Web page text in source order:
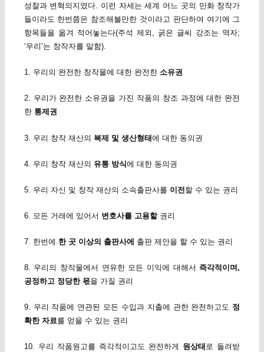
성찰과 변혁의지였다. 이런 자세는 세계 어느 곳의 만화 창작가
들이라도 한번쯤은 참조해볼만한 것이라고 판단하여 여기에 그
항목들을 옮겨 적어놓는다(주석 제외, 굵은 글씨 강조는 역자;
‘우리’는 창작자를 말함).
1. 우리의 완전한 창작물에 대한 완전한 소유권
2. 우리가 완전한 소유권을 가진 작품의 창조 과정에 대한 완전
한 통제권
3. 우리 창작 재산의 복제 및 생산형태에 대한 동의권
4. 우리 창작 재산의 유통 방식에 대한 동의권
5. 우리 자신 및 창작 재산의 소속출판사를 이전 할 수 있는 권리
6. 모든 거래에 있어서 변호사를 고용할권리
7. 한번에 한 곳 이상의 출판사에 출판 제안을 할 수 있는 권리
8. 우리의 창작물에서 연유한 모든 이익에 대해서 즉각적이며,
공정하고 정당한 몫을 가질 권리
9. 우리 작품에 연관된 모든 수입과 지출에 관한 완전하고도 정
확한 자료를 얻을 수 있는 권리
10. 우리 작품원고를 즉각적이고도 완전하게 원상태 로 돌려받